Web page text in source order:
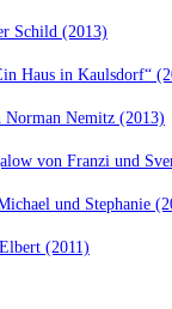
Schild (2013)
Haus in Kaulsdorf“
Norman Nemitz (2013)
von Franzi und
und Stephanie
(2011)